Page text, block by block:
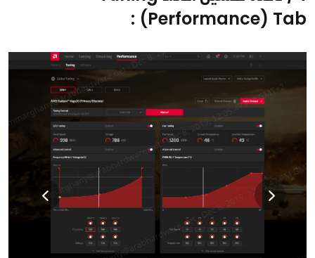
(Performance) Tab :